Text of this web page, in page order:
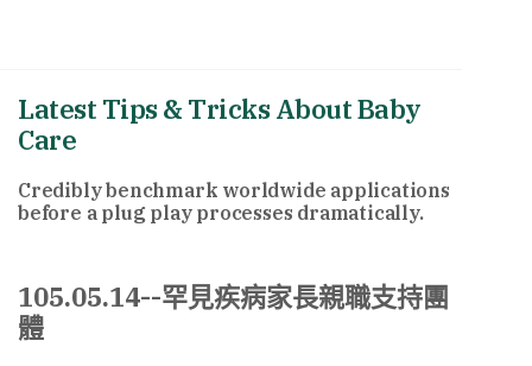
Latest Tips & Tricks About Baby
Care
Credibly benchmark worldwide applications
before a plug play processes dramatically.
105.05.14--罕見疾病家長親職支持團
體